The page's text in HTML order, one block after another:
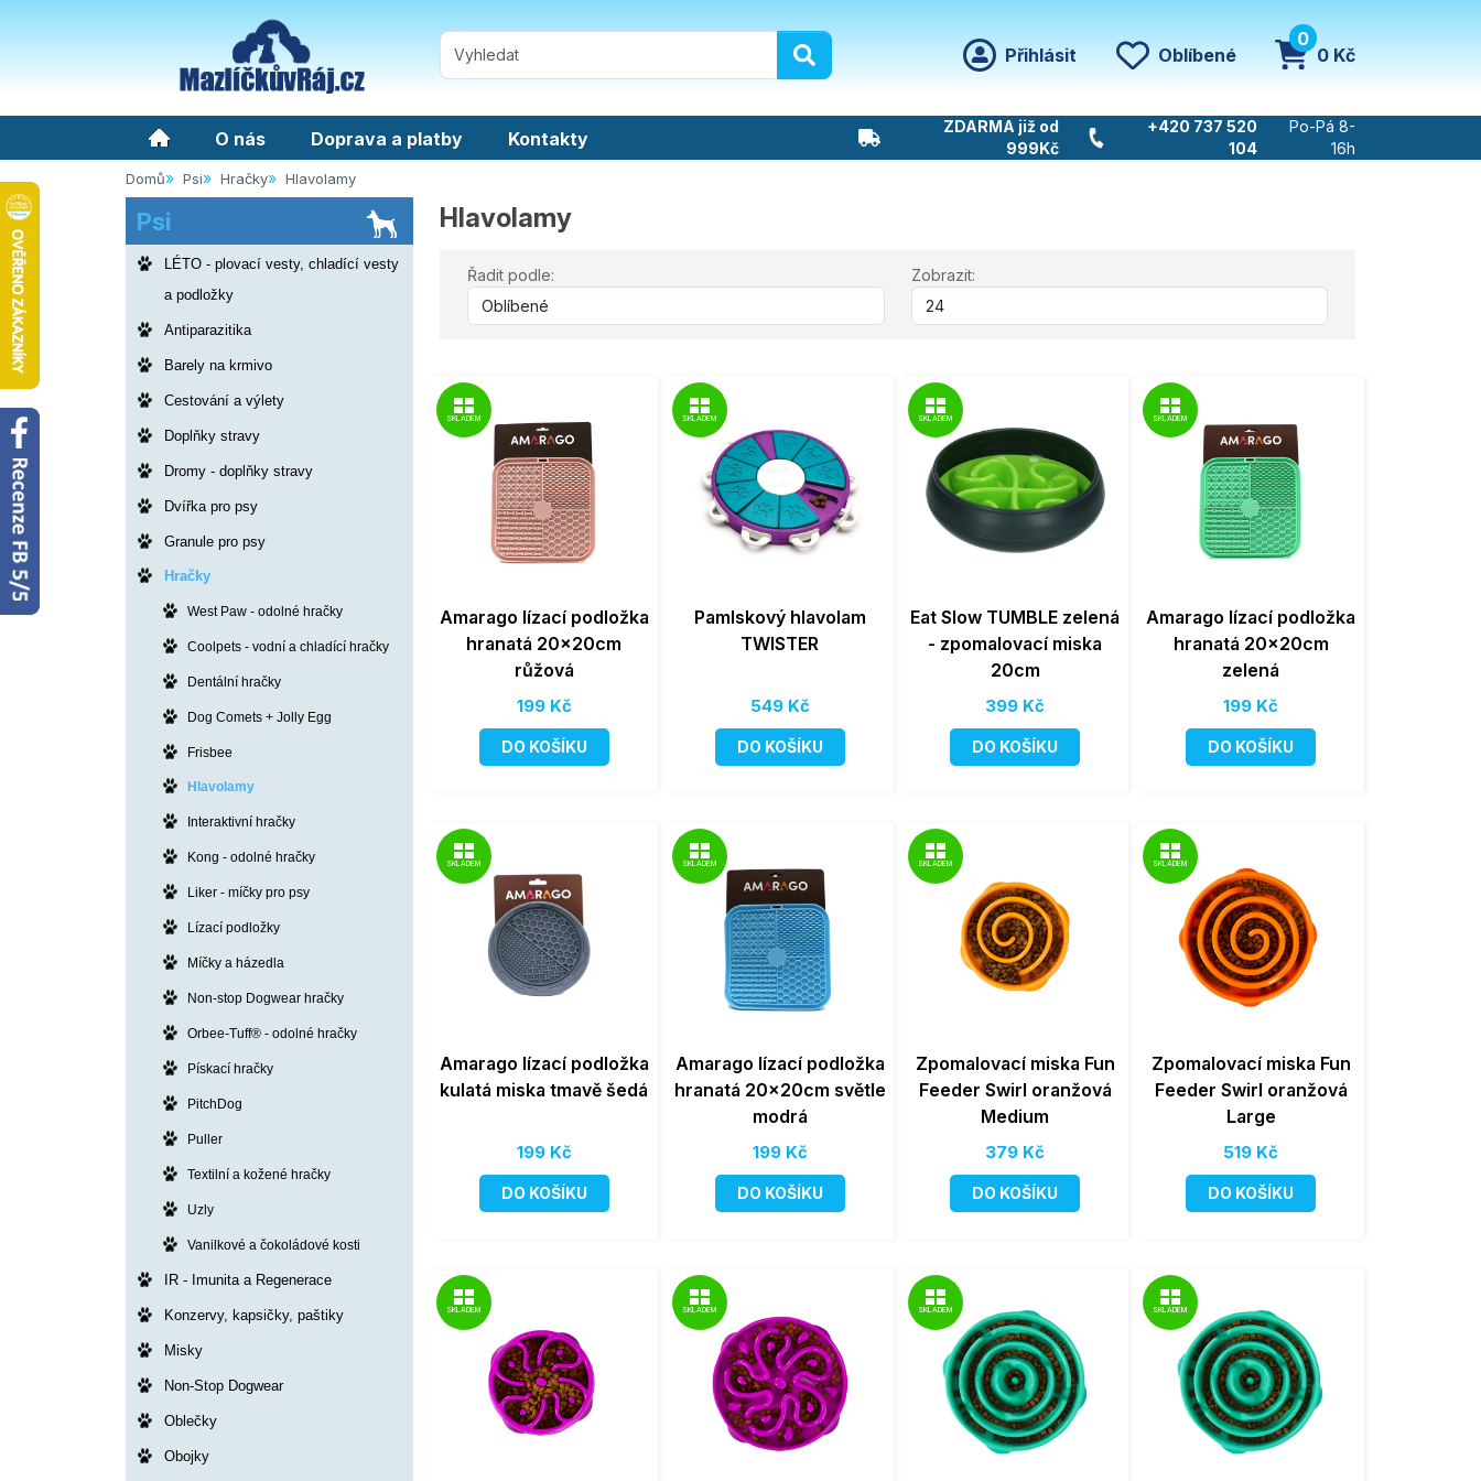
Přihlásit Oblíbené
0
0 Kč
O nás Doprava a platby Kontakty
ZDARMA již od
999Kč
+420 737 520
104
Po-Pá 8-
16h
Domů Psi Hračky Hlavolamy
Psi
LÉTO - plovací vesty, chladící vesty
a podložky
Antiparazitika
Barely na krmivo
Cestování a výlety
Doplňky stravy
Dromy - doplňky stravy
Dvířka pro psy
Granule pro psy
Hračky
West Paw - odolné hračky
Coolpets - vodní a chladící hračky
Dentální hračky
Dog Comets + Jolly Egg
Frisbee
Hlavolamy
Interaktivní hračky
Kong - odolné hračky
Liker - míčky pro psy
Lízací podložky
Míčky a házedla
Non-stop Dogwear hračky
Orbee-Tuff® - odolné hračky
Pískací hračky
PitchDog
Puller
Textilní a kožené hračky
Uzly
Vanilkové a čokoládové kosti
IR - Imunita a Regenerace
Konzervy, kapsičky, paštiky
Misky
Non-Stop Dogwear
Oblečky
Obojky
Hlavolamy
Řadit podle: Zobrazit:
SKLADEM
Amarago lízací podložka
hranatá 20x20cm
růžová
199 Kč
DO KOŠÍKU
SKLADEM
Pamlskový hlavolam
TWISTER
549 Kč
DO KOŠÍKU
SKLADEM
Eat Slow TUMBLE zelená
- zpomalovací miska
20cm
399 Kč
DO KOŠÍKU
SKLADEM
Amarago lízací podložka
hranatá 20x20cm
zelená
199 Kč
DO KOŠÍKU
SKLADEM
Amarago lízací podložka
kulatá miska tmavě šedá
199 Kč
DO KOŠÍKU
SKLADEM
Amarago lízací podložka
hranatá 20x20cm světle
modrá
199 Kč
DO KOŠÍKU
SKLADEM
Zpomalovací miska Fun
Feeder Swirl oranžová
Medium
379 Kč
DO KOŠÍKU
SKLADEM
Zpomalovací miska Fun
Feeder Swirl oranžová
Large
519 Kč
DO KOŠÍKU
SKLADEM SKLADEM SKLADEM SKLADEM